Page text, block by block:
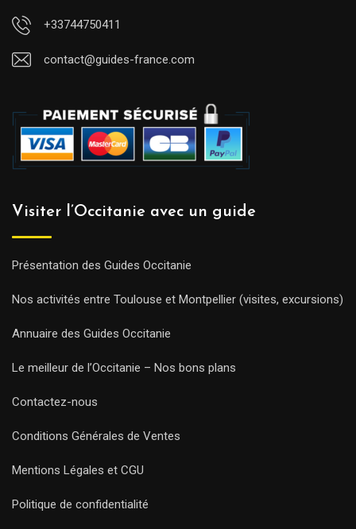
+33744750411
contact@guides-france.com
Visiter l’Occitanie avec un guide
Présentation des Guides Occitanie
Nos activités entre Toulouse et Montpellier (visites, excursions)
Annuaire des Guides Occitanie
Le meilleur de l’Occitanie – Nos bons plans
Contactez-nous
Conditions Générales de Ventes
Mentions Légales et CGU
Politique de confidentialité